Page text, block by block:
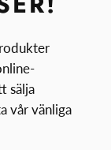
sälja
vår vänliga